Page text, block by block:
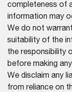
completeness of
information may
We do not
suitability of the
the responsibility
before making
We disclaim any
from reliance on